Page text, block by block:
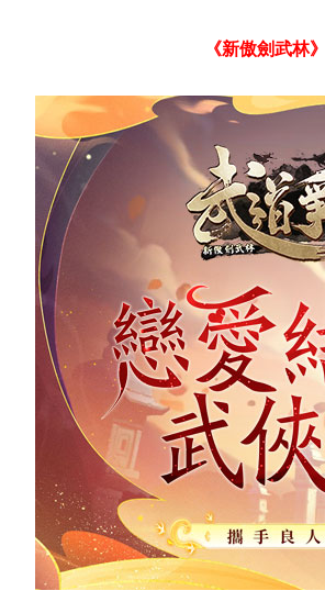
《新傲劍武林